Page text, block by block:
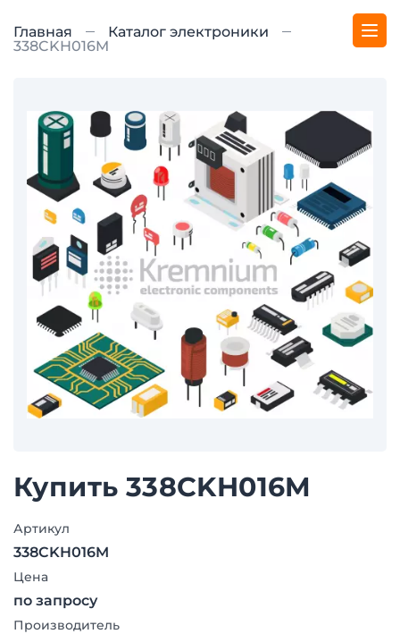
Главная
Каталог электроники
338CKH016M
Купить 338CKH016M
Артикул
338CKH016M
Цена
по запросу
Производитель